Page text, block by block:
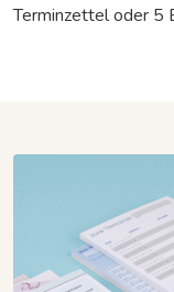
Terminzettel oder 5